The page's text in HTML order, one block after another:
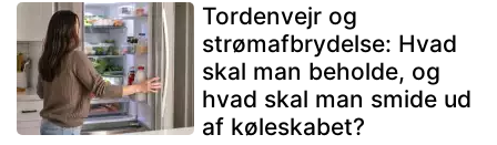
Tordenvejr og
strømafbrydelse: Hvad
skal man beholde, og
hvad skal man smide ud
af køleskabet?